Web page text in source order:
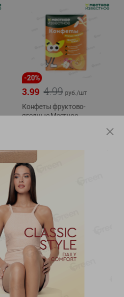
-20%
4.99
3.99 руб./шт
Конфеты фруктово-
ягодные Местное
15-28 из 78